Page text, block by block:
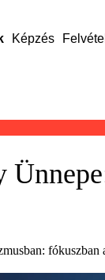
Képzés